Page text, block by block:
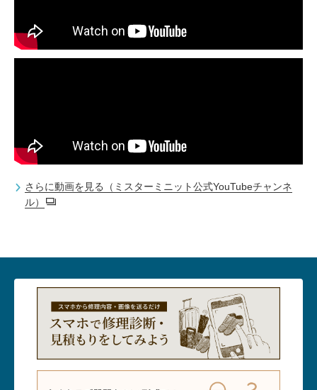
さらに動画を見る（ミスターミニット公式YouTubeチャンネ
ル）